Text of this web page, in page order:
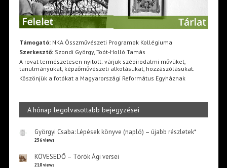
Támogató:NKA Összművészeti Programok Kollégiuma
Szerkesztő:Szondi György, Toót-Holló Tamás
A rovat természetesen nyitott: várjuk szépirodalmi művüket,
tanulmányukat, képzőművészeti alkotásukat, hozzászólásukat.
Köszönjük a fotókat a Magyarországi Református Egyháznak
A hónap legolvasottabb bejegyzései
Györgyi Csaba: Lépések könyve (napló) – újabb részletek*
256 views
KÖVESEDŐ – Török Ági versei
210 views